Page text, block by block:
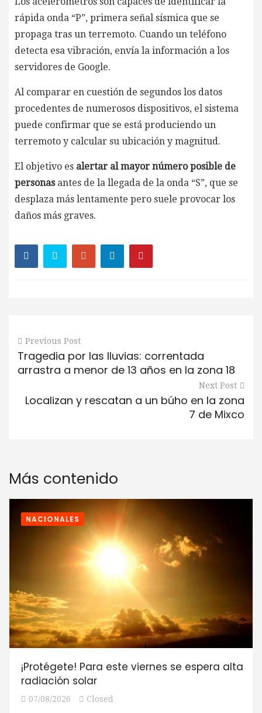
rápida onda “P”, primera señal sísmica que se
propaga tras un terremoto. Cuando un teléfono
detecta esa vibración, envía la información a los
servidores de Google.
Al comparar en cuestión de segundos los datos
procedentes de numerosos dispositivos, el sistema
puede confirmar que se está produciendo un
terremoto y calcular su ubicación y magnitud.
El objetivo es alertar al mayor número posible de
personasantes de la llegada de la onda “S”, que se
desplaza más lentamente pero suele provocar los
daños más graves.
Previous Post
Tragedia por las lluvias: correntada
arrastra a menor de 13 años en la zona 18
Next Post
Localizan y rescatan a un búho en la zona
7 de Mixco
Más contenido
NACIONALES
¡Protégete! Para este viernes se espera alta
radiación solar
07/08/2026 Closed